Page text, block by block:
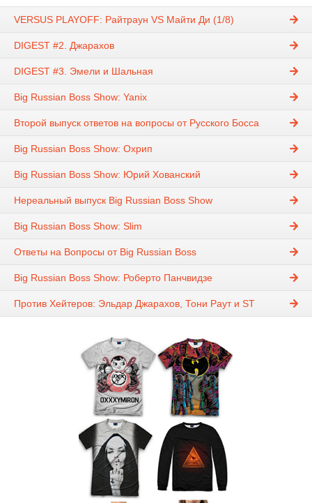
VERSUS PLAYOFF: Райтраун VS Майти Ди (1/8)
DIGEST #2. Джарахов
DIGEST #3. Эмели и Шальная
Big Russian Boss Show: Yanix
Второй выпуск ответов на вопросы от Русского Босса
Big Russian Boss Show: Охрип
Big Russian Boss Show: Юрий Хованский
Нереальный выпуск Big Russian Boss Show
Big Russian Boss Show: Slim
Ответы на Вопросы от Big Russian Boss
Big Russian Boss Show: Роберто Панчвидзе
Против Хейтеров: Эльдар Джарахов, Тони Раут и ST